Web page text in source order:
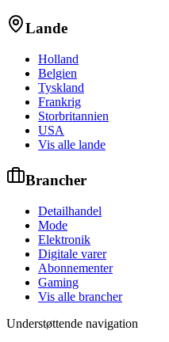
Lande
Holland
Belgien
Tyskland
Frankrig
Storbritannien
USA
Vis alle lande
Brancher
Detailhandel
Mode
Elektronik
Digitale varer
Abonnementer
Gaming
Vis alle brancher
Understøttende navigation